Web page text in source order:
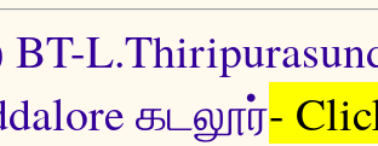
BT-
கடலூர்-